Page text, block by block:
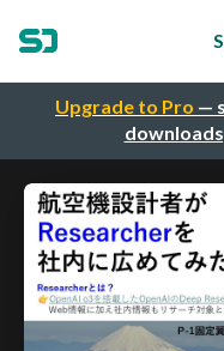
Upgrade to Pro —